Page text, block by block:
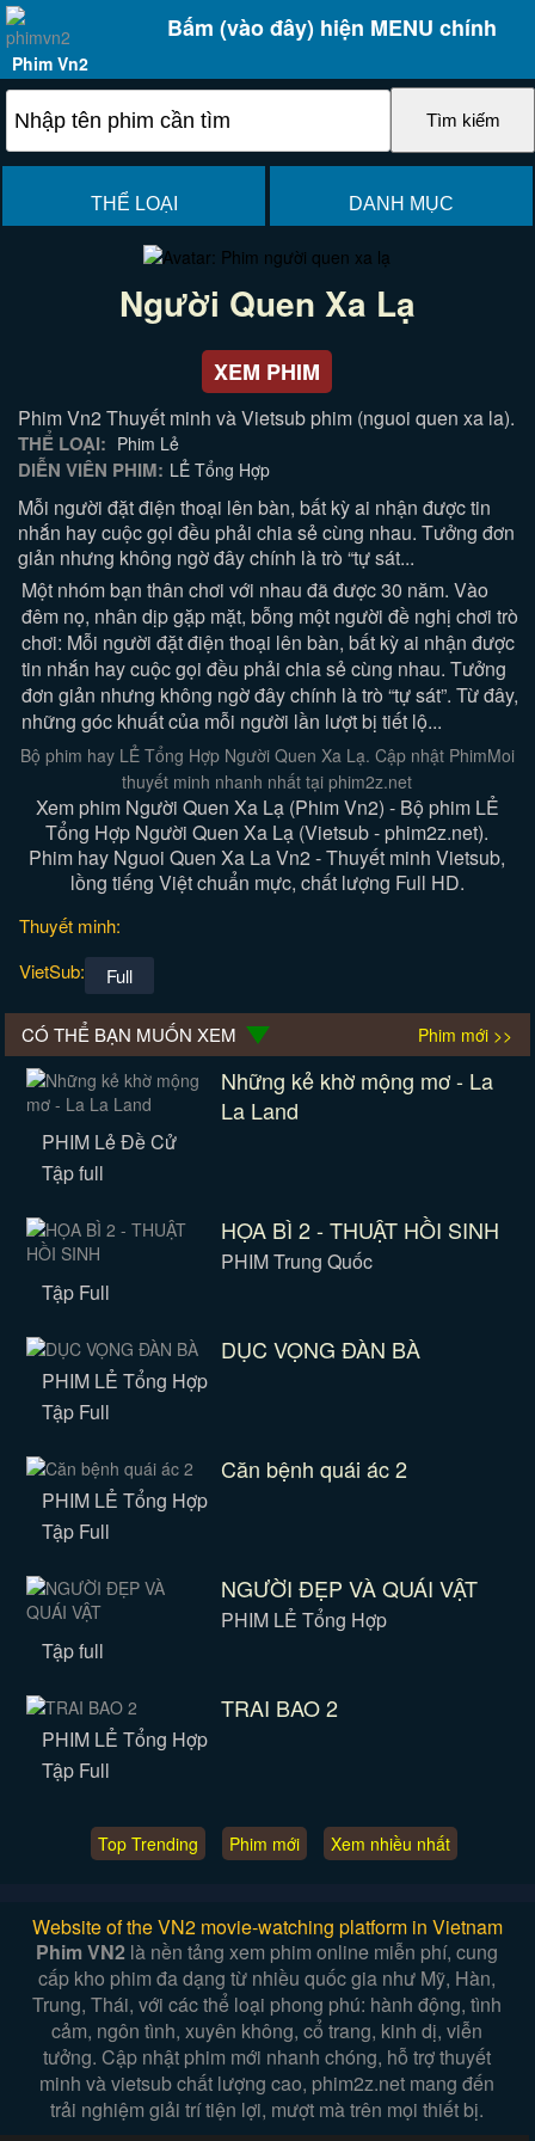
Bấm (vào đây) hiện MENU chính
Phim Vn2
THỂ LOẠI DANH MỤC
Người Quen Xa Lạ
XEM PHIM
Phim Vn2 Thuyết minh và Vietsub phim (nguoi quen xa la).
THỂ LOẠI: Phim Lẻ
DIỄN VIÊN PHIM: LẺ Tổng Hợp
Mỗi người đặt điện thoại lên bàn, bất kỳ ai nhận được tin
nhắn hay cuộc gọi đều phải chia sẻ cùng nhau. Tưởng đơn
giản nhưng không ngờ đây chính là trò “tự sát...
Một nhóm bạn thân chơi với nhau đã được 30 năm. Vào
đêm nọ, nhân dịp gặp mặt, bỗng một người đề nghị chơi trò
chơi: Mỗi người đặt điện thoại lên bàn, bất kỳ ai nhận được
tin nhắn hay cuộc gọi đều phải chia sẻ cùng nhau. Tưởng
đơn giản nhưng không ngờ đây chính là trò “tự sát”. Từ đây,
những góc khuất của mỗi người lần lượt bị tiết lộ...
Bộ phim hay LẺ Tổng Hợp Người Quen Xa Lạ. Cập nhật PhimMoi
thuyết minh nhanh nhất tại phim2z.net
Xem phim Người Quen Xa Lạ (Phim Vn2) - Bộ phim LẺ
Tổng Hợp Người Quen Xa Lạ (Vietsub - phim2z.net).
Phim hay Nguoi Quen Xa La Vn2 - Thuyết minh Vietsub,
lồng tiếng Việt chuẩn mực, chất lượng Full HD.
Thuyết minh:
VietSub:
Full
CÓ THỂ BẠN MUỐN XEM Phim mới >>
Những kẻ khờ mộng mơ - La
La Land
PHIM Lẻ Đề Cử
Tập full
HỌA BÌ 2 - THUẬT HỒI SINH
PHIM Trung Quốc
Tập Full
DỤC VỌNG ĐÀN BÀ
PHIM LẺ Tổng Hợp
Tập Full
Căn bệnh quái ác 2
PHIM LẺ Tổng Hợp
Tập Full
NGƯỜI ĐẸP VÀ QUÁI VẬT
PHIM LẺ Tổng Hợp
Tập full
TRAI BAO 2
PHIM LẺ Tổng Hợp
Tập Full
Top Trending Phim mới Xem nhiều nhất
Website of the VN2 movie-watching platform in Vietnam
Phim VN2 là nền tảng xem phim online miễn phí, cung
cấp kho phim đa dạng từ nhiều quốc gia như Mỹ, Hàn,
Trung, Thái, với các thể loại phong phú: hành động, tình
cảm, ngôn tình, xuyên không, cổ trang, kinh dị, viễn
tưởng. Cập nhật phim mới nhanh chóng, hỗ trợ thuyết
minh và vietsub chất lượng cao, phim2z.net mang đến
trải nghiệm giải trí tiện lợi, mượt mà trên mọi thiết bị.